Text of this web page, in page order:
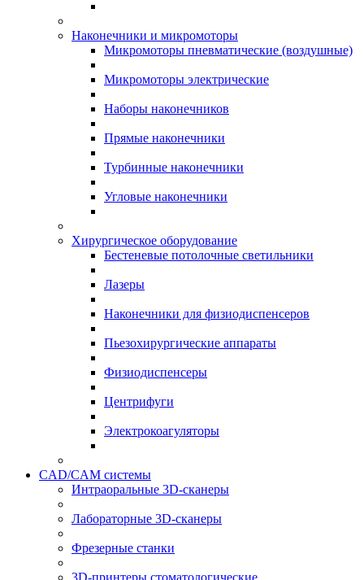
Наконечники и микромоторы
Микромоторы пневматические (воздушные)
Микромоторы электрические
Наборы наконечников
Прямые наконечники
Турбинные наконечники
Угловые наконечники
Хирургическое оборудование
Бестеневые потолочные светильники
Лазеры
Наконечники для физиодиспенсеров
Пьезохирургические аппараты
Физиодиспенсеры
Центрифуги
Электрокоагуляторы
CAD/CAM системы
Интраоральные 3D-сканеры
Лабораторные 3D-сканеры
Фрезерные станки